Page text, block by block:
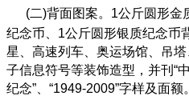
(二)背面图案。 1公斤圆形金
纪念币、1公斤圆形银质纪念币
星、高速列车、奥运场馆、吊
子信息符号等装饰造型，并刊“
纪念”、“1949-2009”字样及面额。